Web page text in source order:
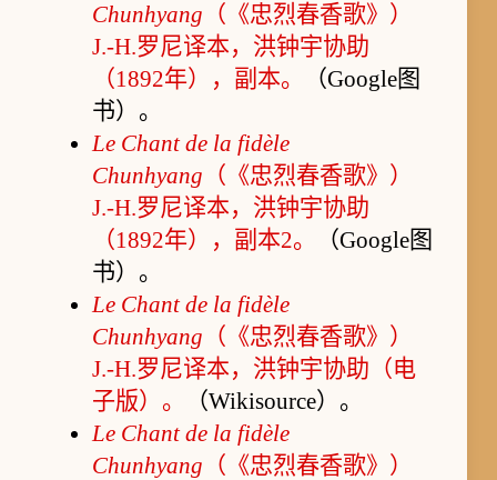
Chunhyang （《忠烈春香歌》）
J.-H.罗尼译本，洪钟宇协助
（1892年），副本。
（Google图
书）。
Le Chant de la fidèle
Chunhyang （《忠烈春香歌》）
J.-H.罗尼译本，洪钟宇协助
（1892年），副本2。
（Google图
书）。
Le Chant de la fidèle
Chunhyang （《忠烈春香歌》）
J.-H.罗尼译本，洪钟宇协助（电
子版）。
（Wikisource）。
Le Chant de la fidèle
Chunhyang （《忠烈春香歌》）